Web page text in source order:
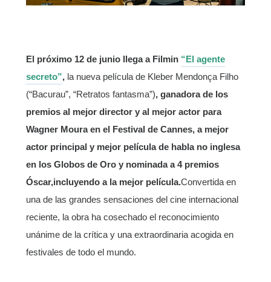
El próximo 12 de junio llega a Filmin “El agente
secreto”, la nueva película de Kleber Mendonça Filho
(“Bacurau”, “Retratos fantasma”), ganadora de los
premios al mejor director y al mejor actor para
Wagner Moura en el Festival de Cannes, a mejor
actor principal y mejor película de habla no inglesa
en los Globos de Oro y nominada a 4 premios
Óscar,incluyendo a la mejor película.Convertida en
una de las grandes sensaciones del cine internacional
reciente, la obra ha cosechado el reconocimiento
unánime de la crítica y una extraordinaria acogida en
festivales de todo el mundo.